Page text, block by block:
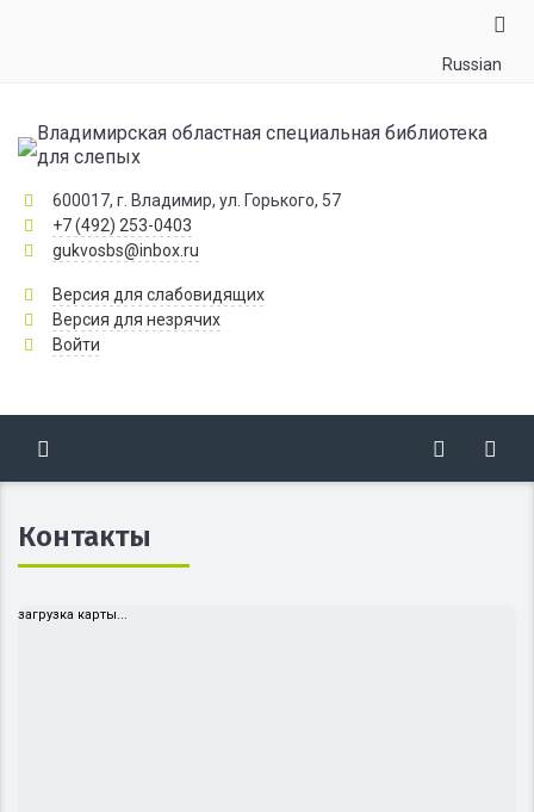
Russian
Владимирская областная специальная библиотека
для слепых
600017, г. Владимир, ул. Горького, 57
+7 (492) 253-0403
gukvosbs@inbox.ru
Версия для слабовидящих
Версия для незрячих
Войти
Контакты
загрузка карты...